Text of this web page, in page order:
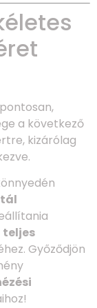
a következő
kizárólag
teljes
Győződjön